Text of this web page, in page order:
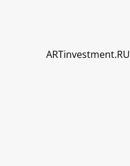
ARTinvestment.RU